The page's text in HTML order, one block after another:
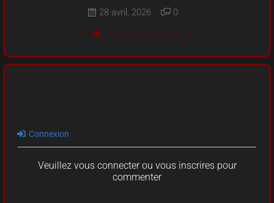
28 avril, 2026 0
Connexion
Veuillez vous connecter ou vous inscrires pour
commenter